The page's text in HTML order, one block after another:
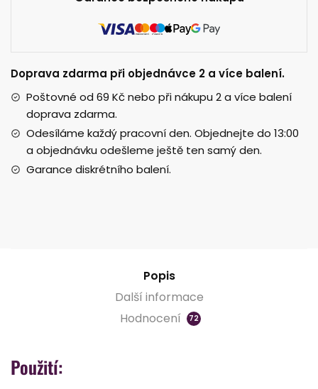
Doprava zdarma při objednávce 2 a více balení.
Poštovné od 69 Kč nebo při nákupu 2 a více balení
doprava zdarma.
Odesíláme každý pracovní den. Objednejte do 13:00
a objednávku odešleme ještě ten samý den.
Garance diskrétního balení.
Popis
Další informace
Hodnocení
72
Použití: